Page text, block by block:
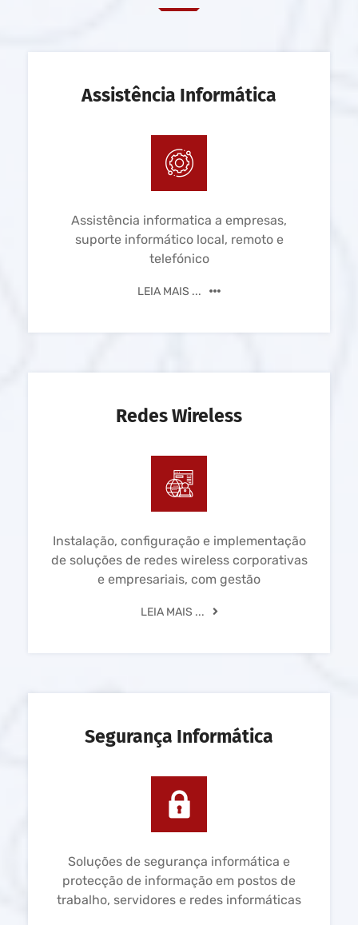
Assistência Informática
Assistência informatica a empresas,
suporte informático local, remoto e
telefónico
LEIA MAIS ...
Redes Wireless
Instalação, configuração e implementação
de soluções de redes wireless corporativas
e empresariais, com gestão
LEIA MAIS ...
Segurança Informática
Soluções de segurança informática e
protecção de informação em postos de
trabalho, servidores e redes informáticas